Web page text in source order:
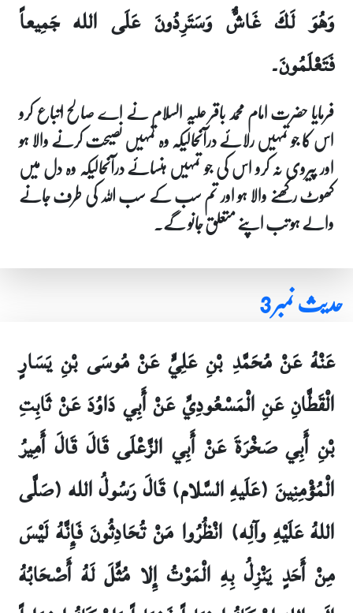
وَهُوَ لَكَ غَاشٌّ وَسَتَرِدُونَ عَلَى الله جَمِيعاً
فَتَعْلَمُونَ۔
فرمایا حضرت امام محمد باقر علیہ السلام نے اے صالح اتباع کرو
اس کا جو تمہیں رلائے درآنحالیکہ وہ تمہیں نصیحت کرنے والا ہو
اور پیروی نہ کرو اس کی جو تمہیں ہنسائے درآنحالیکہ وہ دل میں
کھوٹ رکھنے والا ہو اور تم سب کے سب اللہ کی طرف جانے
والے ہو تب اپنے متعلق جانو گے۔
حدیث نمبر 3
عَنْهُ عَنْ مُحَمَّدِ بْنِ عَلِيٍّ عَنْ مُوسَى بْنِ يَسَارٍ
الْقَطَّانِ عَنِ الْمَسْعُودِيِّ عَنْ أَبِي دَاوُدَ عَنْ ثَابِتِ
بْنِ أَبِي صَخْرَةَ عَنْ أَبِي الزَّعْلَى قَالَ قَالَ أَمِيرُ
الْمُؤْمِنِينَ (عَلَيهِ السَّلام) قَالَ رَسُولُ الله (صَلَّى
اللهُ عَلَيْهِ وآلِه) انْظُرُوا مَنْ تُحَادِثُونَ فَإِنَّهُ لَيْسَ
مِنْ أَحَدٍ يَنْزِلُ بِهِ الْمَوْتُ إِلا مُثِّلَ لَهُ أَصْحَابُهُ